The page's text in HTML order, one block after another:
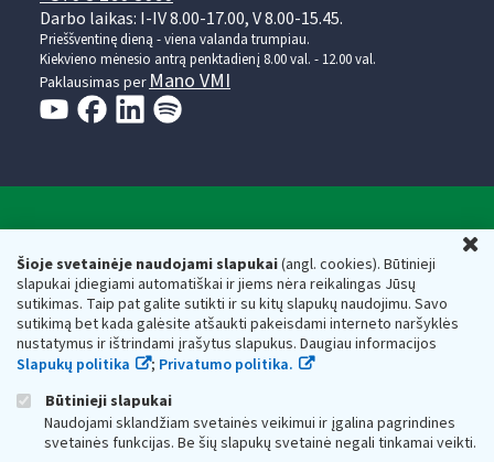
Šioje svetainėje naudojami slapukai(angl. cookies). Būtinieji
slapukai įdiegiami automatiškai ir jiems nėra reikalingas Jūsų
sutikimas. Taip pat galite sutikti ir su kitų slapukų naudojimu. Savo
sutikimą bet kada galėsite atšaukti pakeisdami interneto naršyklės
nustatymus ir ištrindami įrašytus slapukus. Daugiau informacijos
Slapukų politika
; Privatumo politika.
Būtinieji slapukai
Naudojami sklandžiam svetainės veikimui ir įgalina pagrindines
svetainės funkcijas. Be šių slapukų svetainė negali tinkamai veikti.
Darbo laikas: I-IV 8.00-17.00, V 8.00-15.45.
Prieššventinę dieną - viena valanda trumpiau.
Kiekvieno mėnesio antrą penktadienį 8.00 val. - 12.00 val.
Paklausimas per Mano VMI
Respublikos finansų ministerijos
Biudžetinė įstaiga. Juridinio asmens kodas — 188659752,
adresas: Vasario 16-osios g. 14, 01107 Vilnius, Lietuva, el.paštas:
vmi@vmi.lt, E. pristatymo dėžutės adresas 188659752
Duomenys apie Valstybinę mokesčių inspekciją prie Lietuvos
Respublikos finansų ministerijos kaupiami ir saugomi Juridinių